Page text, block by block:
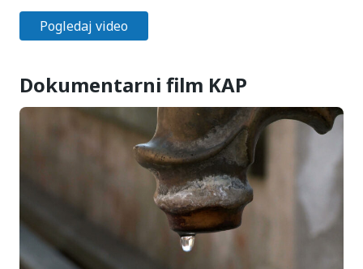
Pogledaj video
Dokumentarni film KAP